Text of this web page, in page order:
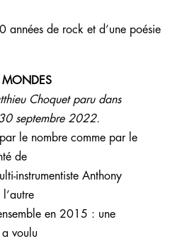
années de rock et d’une poésie
MONDES
Choquet paru dans
septembre 2022.
le nombre comme par le
de
instrumentiste Anthony
l’autre
en 2015 : une
voulu